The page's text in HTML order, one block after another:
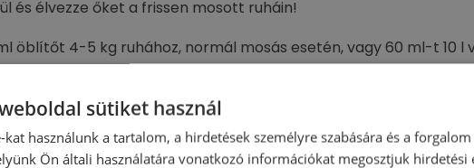
és élvezze őket a frissen mosott ruháin!
öblítőt 4-5 kg ruhához, normál mosás esetén, vagy 60 ml-t 10 l
anyag, illatanyag.
weboldal sütiket használ
kat használunk a tartalom, a hirdetések személyre szabására és a forgalom
Ön általi használatára vonatkozó információkat megosztjuk hirdetési